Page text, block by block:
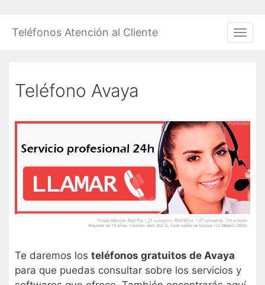
contenido
Teléfonos Atención al Cliente
Teléfono Avaya
Te daremos los teléfonos gratuitos de Avaya
para que puedas consultar sobre los servicios y